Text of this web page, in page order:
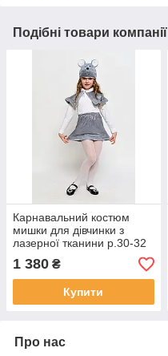
Подібні товари компанії
Карнавальний костюм
мишки для дівчинки з
лазерної тканини р.30-32
1 380 ₴
Купити
Про нас